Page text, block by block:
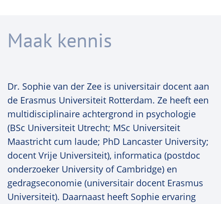
Maak kennis
Dr. Sophie van der Zee is universitair docent aan
de Erasmus Universiteit Rotterdam. Ze heeft een
multidisciplinaire achtergrond in psychologie
(BSc Universiteit Utrecht; MSc Universiteit
Maastricht cum laude; PhD Lancaster University;
docent Vrije Universiteit), informatica (postdoc
onderzoeker University of Cambridge) en
gedragseconomie (universitair docent Erasmus
Universiteit). Daarnaast heeft Sophie ervaring